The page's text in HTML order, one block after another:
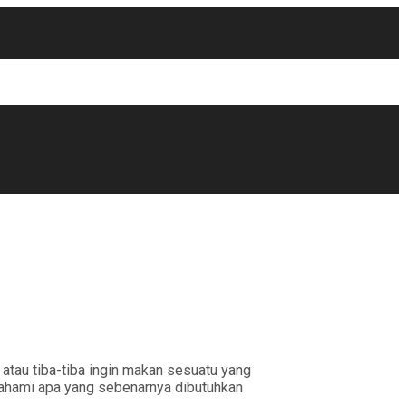
tiba-tiba ingin makan sesuatu yang
apa yang sebenarnya dibutuhkan